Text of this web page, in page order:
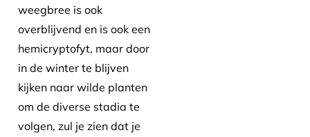
weegbree is ook
overblijvend en is ook een
hemicryptofyt, maar door
in de winter te blijven
kijken naar wilde planten
om de diverse stadia te
volgen, zul je zien dat je